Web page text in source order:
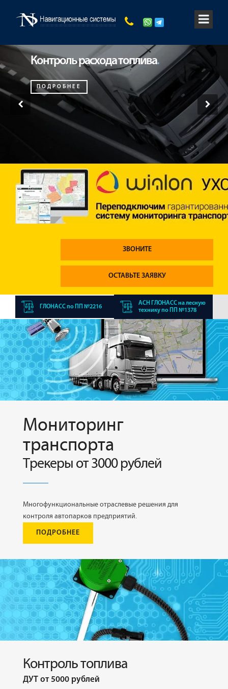
Контроль расхода топлива.
ПОДРОБНЕЕ
›
ЗВОНИТЕ
ОСТАВЬТЕ ЗАЯВКУ
ГЛОНАСС по ПП №2216
АСН ГЛОНАСС на лесную
технику по ПП №1378
Мониторинг
транспорта
Трекеры от 3000 рублей
Многофункциональные отраслевые решения для
контроля автопарков предприятий.
ПОДРОБНЕЕ
Контроль топлива
ДУТ от 5000 рублей